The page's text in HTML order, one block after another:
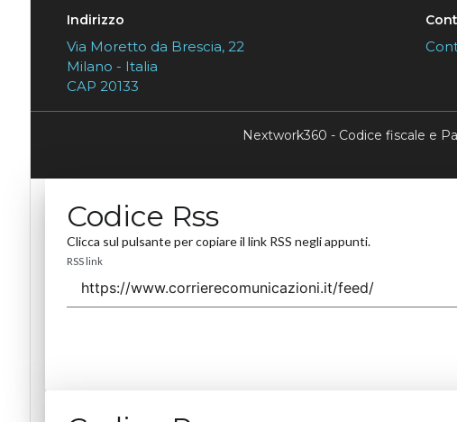
Indirizzo
Via Moretto da Brescia, 22
Milano - Italia
CAP 20133
Nextwork360 - Codice fiscale e
Codice Rss
Clicca sul pulsante per copiare il link RSS negli appunti.
RSS link